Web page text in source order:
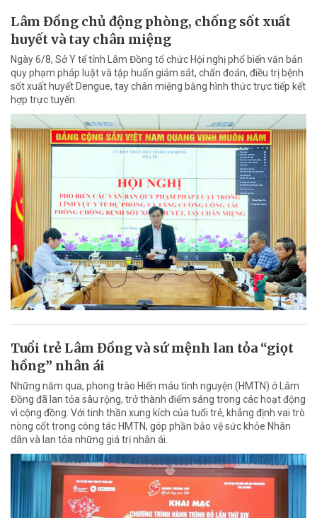
Lâm Đồng chủ động phòng, chống sốt xuất
huyết và tay chân miệng
Ngày 6/8, Sở Y tế tỉnh Lâm Đồng tổ chức Hội nghị phổ biến văn bản
quy phạm pháp luật và tập huấn giám sát, chẩn đoán, điều trị bệnh
sốt xuất huyết Dengue, tay chân miệng bằng hình thức trực tiếp kết
hợp trực tuyến.
Tuổi trẻ Lâm Đồng và sứ mệnh lan tỏa “giọt
hồng” nhân ái
Những năm qua, phong trào Hiến máu tình nguyện (HMTN) ở Lâm
Đồng đã lan tỏa sâu rộng, trở thành điểm sáng trong các hoạt động
vì cộng đồng. Với tinh thần xung kích của tuổi trẻ, khẳng định vai trò
nòng cốt trong công tác HMTN, góp phần bảo vệ sức khỏe Nhân
dân và lan tỏa những giá trị nhân ái.